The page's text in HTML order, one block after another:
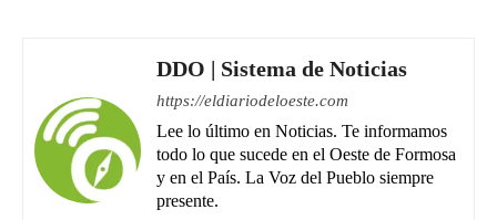
DDO | Sistema de Noticias
https://eldiariodeloeste.com
Lee lo último en Noticias. Te informamos
todo lo que sucede en el Oeste de Formosa
y en el País. La Voz del Pueblo siempre
presente.